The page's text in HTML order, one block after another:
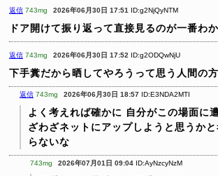
返信 743mg 2026年06月30日 17:51 ID:g2NjQyNTM
ドア開けて振り返って直接見るのが一番わ
返信 743mg 2026年06月30日 17:52 ID:g2ODQwNjU
下手糞だから晒してやろうって思う人間の
返信 743mg 2026年06月30日 18:57 ID:E3NDA2MTI
よく考えれば確かに 自分がこの場面に
ざわざネットにアップしようと思うか
らないな
743mg 2026年07月01日 09:04 ID:AyNzcyNzM